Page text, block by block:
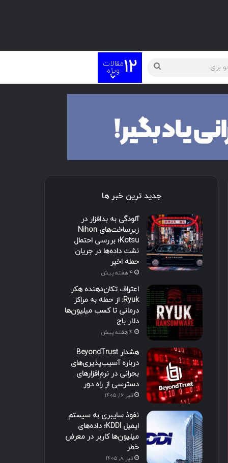
جستجو
برای
12مقالات
ویژه
جدید ترین خبر ها
آلودگی به بدافزار در
زیرساخت‌های Nihon
Kotsu؛ بررسی احتمال
نشت داده‌ها در جریان
حمله اخیر
4 هفته پیش
اعتراف تکان‌دهنده هکر
Ryuk: از حمله به مراکز
درمانی تا کسب میلیون‌ها
دلار باج
4 هفته پیش
هشدار BeyondTrust
درباره آسیب‌پذیری‌های
بحرانی در نرم‌افزارهای
دسترسی از راه دور
تیر ۱۶, ۱۴۰۵
نفوذ سایبری به سیستم
ایمیل KDDI؛ داده‌های
میلیون‌ها کاربر در معرض
خطر
تیر ۸, ۱۴۰۵